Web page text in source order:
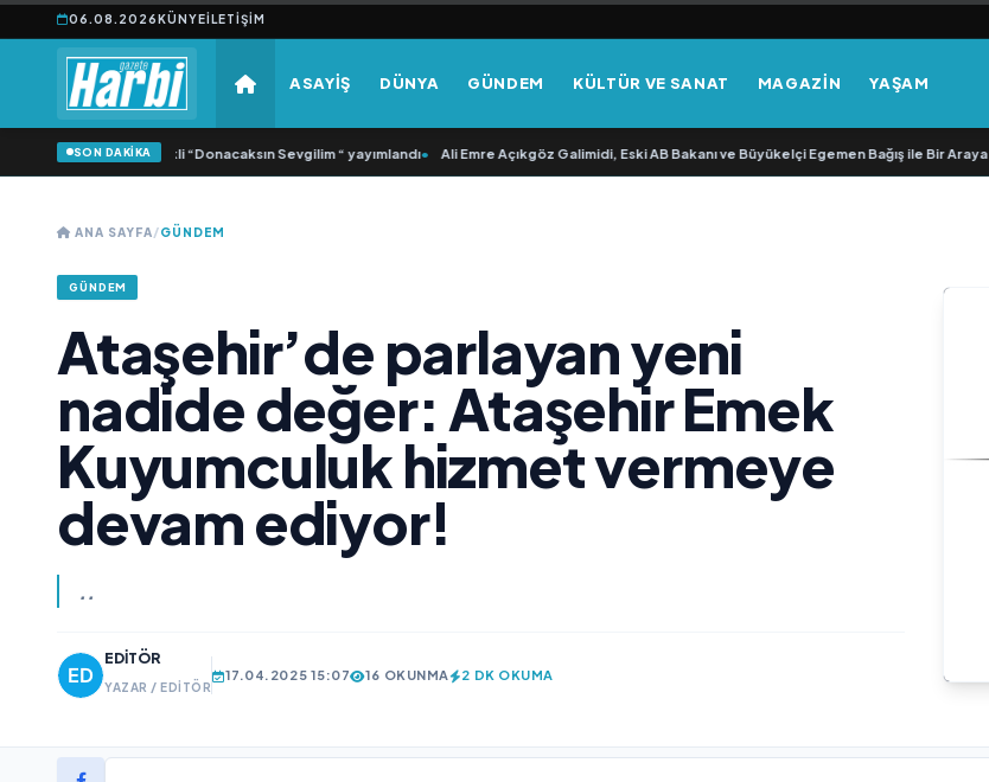
06.08.2026KÜNYEİLETIŞIM
ASAYİŞ DÜNYA GÜNDEM KÜLTÜR VE SANAT MAGAZİN YAŞAM
SON DAKİKA
‘dan İkinci Tekli “Donacaksın Sevgilim “ yayımlandı• Ali Emre Açıkgöz Galimidi, Eski AB Bakanı ve Büyükelçi Egemen Bağış ile Bir Araya Geldi•
ANA SAYFA/GÜNDEM
GÜNDEM
Ataşehir’de parlayan yeni
nadide değer: Ataşehir Emek
Kuyumculuk hizmet vermeye
devam ediyor!
..
EDITÖR
YAZAR / EDITÖR
17.04.2025 15:07 16 OKUNMA 2 DK OKUMA